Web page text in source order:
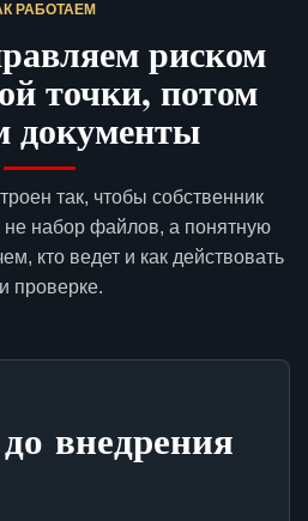
РАБОТАЕМ
риском
точки, потом
документы
так, чтобы собственник
не набор файлов, а понятную
кто ведет и как действовать
проверке.
внедрения